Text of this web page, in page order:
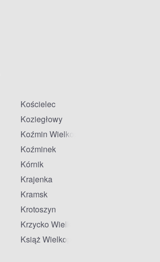
Kościelec
Koziegłowy
Koźmin Wielkopolski
Koźminek
Kórnik
Krajenka
Kramsk
Krotoszyn
Krzycko Wielkie
Książ Wielkopolski